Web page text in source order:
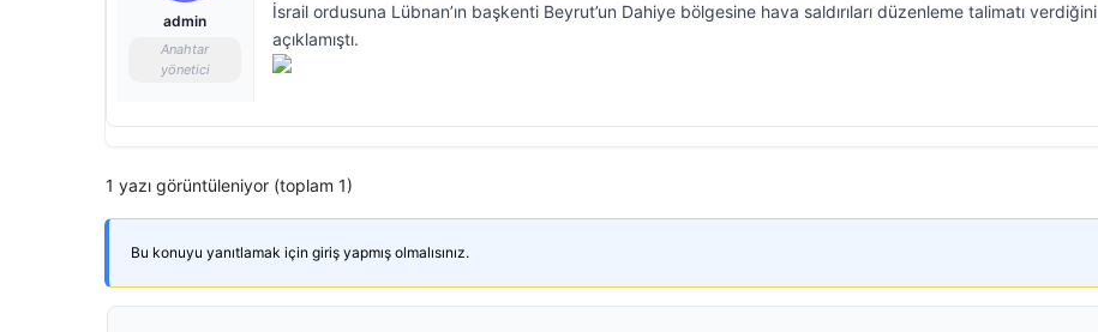
admin
Anahtar
yönetici
İsrail ordusuna Lübnan’ın başkenti Beyrut’un Dahiye bölgesine hava saldırıları düzenleme talimatı verdiğini
açıklamıştı.
1 yazı görüntüleniyor (toplam 1)
Bu konuyu yanıtlamak için giriş yapmış olmalısınız.